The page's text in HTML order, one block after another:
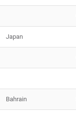
Japan
Bahrain